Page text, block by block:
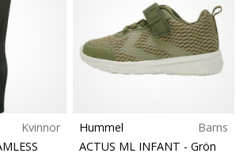
Kvinnor
Hummel
Barns
ACTUS ML INFANT - Grön